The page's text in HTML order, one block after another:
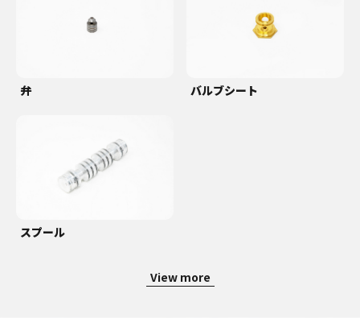
弁 バルブシート
スプール
View more